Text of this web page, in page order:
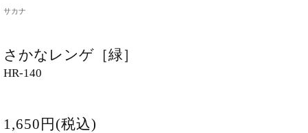
サカナ
さかなレンゲ［緑］
HR-140
1,650円(税込)